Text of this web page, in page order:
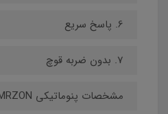
6. پاسخ سریع
7. بدون ضربه قوچ
مشخصات پنوماتیکی EMRZON ( انگل ولو )